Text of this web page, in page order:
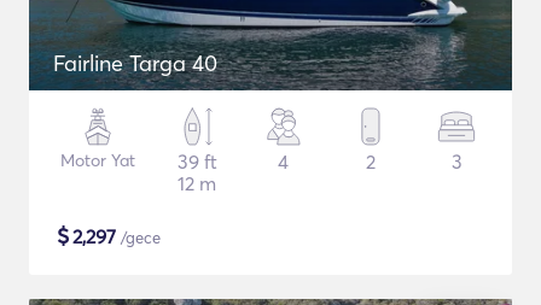
Fairline Targa 40
Motor Yat
39 ft
12 m
4 2 3
$2,297 /gece